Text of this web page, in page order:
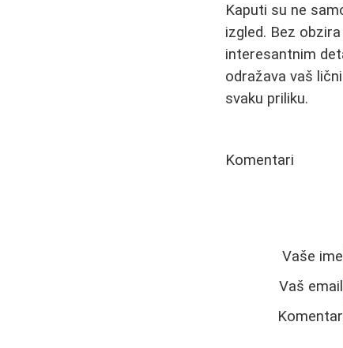
Kaputi su ne
izgled. Bez
interesantnim
odražava vaš
svaku priliku.
Komentari
Vaše
Vaš